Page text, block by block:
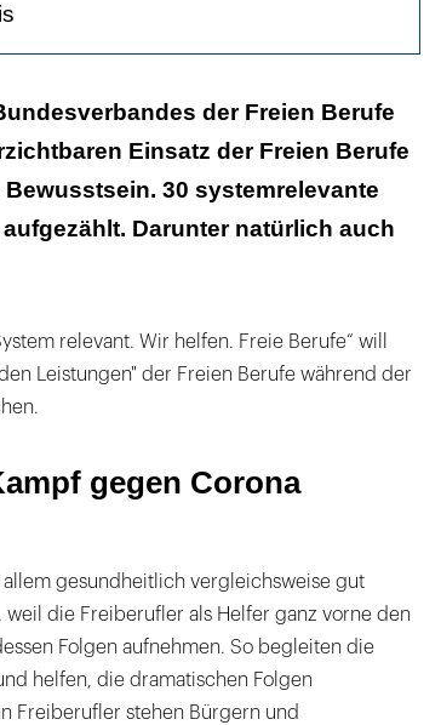
gegen Corona
der Freien Berufe
Einsatz der Freien Berufe
30 systemrelevante
Darunter natürlich auch
relevant. Wir helfen. Freie Berufe“ will
Leistungen" der Freien Berufe während der
gegen Corona
gesundheitlich vergleichsweise gut
die Freiberufler als Helfer ganz vorne den
Folgen aufnehmen. So begleiten die
helfen, die dramatischen Folgen
Freiberufler stehen Bürgern und